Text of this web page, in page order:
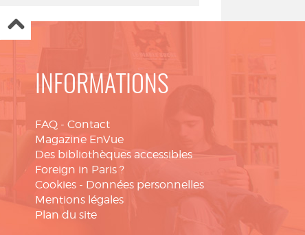
INFORMATIONS
FAQ - Contact
Magazine EnVue
Des bibliothèques accessibles
Foreign in Paris ?
Cookies - Données personnelles
Mentions légales
Plan du site